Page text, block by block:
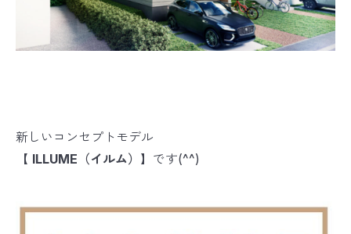
新しいコンセプトモデル
【 ILLUME（イルム）】 です(^^)